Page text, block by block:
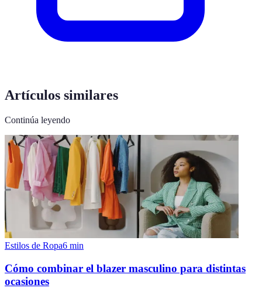
Artículos similares
Continúa leyendo
Estilos de Ropa6 min
Cómo combinar el blazer masculino para distintas
ocasiones